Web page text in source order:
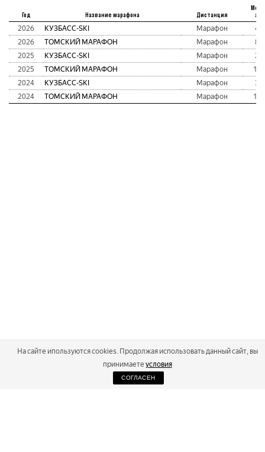
Год Название марафона Дистанция
абс
2026 КУЗБАСC-SKI Марафон
42
2026
ТОМСКИЙ МАРАФОН Марафон
83
2025
КУЗБАСC-SKI Марафон
29
2025
ТОМСКИЙ МАРАФОН Марафон
120
2024
КУЗБАСC-SKI Марафон
37
2024
ТОМСКИЙ МАРАФОН Марафон 158
На сайте ипользуются cookies. Продолжая использовать данный сайт, вы
принимаете условия
СОГЛАСЕН